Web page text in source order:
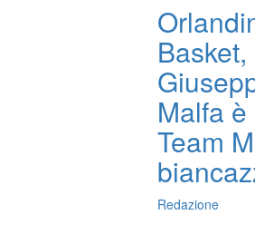
Basket,
Malfa
Team
Redazione